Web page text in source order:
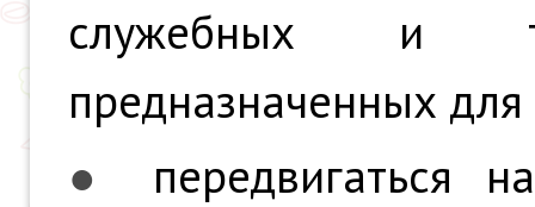
служебных и
предназначенных для
● передвигаться